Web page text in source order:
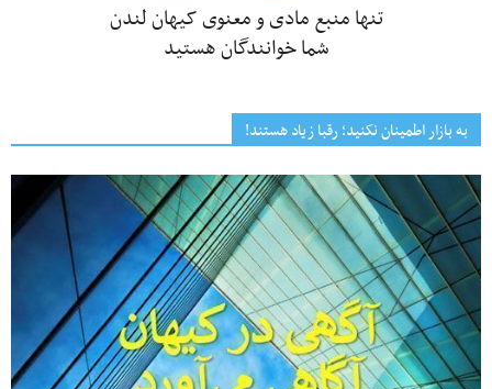
تنها منبع مادی و معنوی کیهان لندن
شما خوانندگان هستید
به بازار اطمینان نکنید؛ رقبا زیاد هستند!